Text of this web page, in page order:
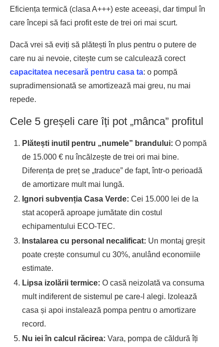
Eficiența termică (clasa A+++) este aceeași, dar timpul în
care începi să faci profit este de trei ori mai scurt.
Dacă vrei să eviți să plătești în plus pentru o putere de
care nu ai nevoie, citește cum se calculează corect
capacitatea necesară pentru casa ta: o pompă
supradimensionată se amortizează mai greu, nu mai
repede.
Cele 5 greșeli care îți pot „mânca” profitul
Plătești inutil pentru „numele” brandului: O pompă
de 15.000 € nu încălzește de trei ori mai bine.
Diferența de preț se „traduce” de fapt, într-o perioadă
de amortizare mult mai lungă.
Ignori subvenția Casa Verde: Cei 15.000 lei de la
stat acoperă aproape jumătate din costul
echipamentului ECO-TEC.
Instalarea cu personal necalificat: Un montaj greșit
poate crește consumul cu 30%, anulând economiile
estimate.
Lipsa izolării termice: O casă neizolată va consuma
mult indiferent de sistemul pe care-l alegi. Izolează
casa și apoi instalează pompa pentru o amortizare
record.
Nu iei în calcul răcirea: Vara, pompa de căldură îți